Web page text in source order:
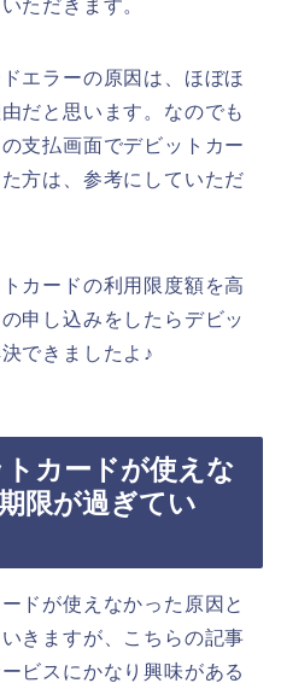
ただきます。
エラーの原因は、ほぼほ
だと思います。なのでも
支払画面でデビットカー
方は、参考にしていただ
カードの利用限度額を高
申し込みをしたらデビッ
できましたよ♪
カードが使えな
限が過ぎてい
ドが使えなかった原因と
きますが、こちらの記事
ビスにかなり興味がある